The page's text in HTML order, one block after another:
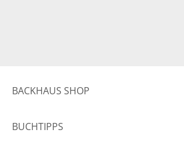
BACKHAUS SHOP
BUCHTIPPS